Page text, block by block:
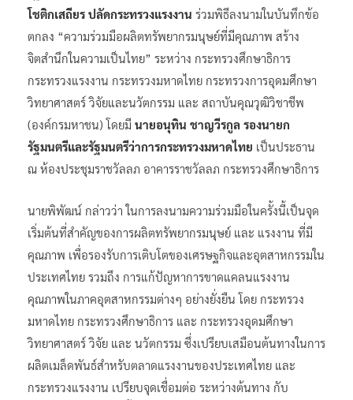
โชติกเสถียร ปลัดกระทรวงแรงงาน ร่วมพิธีลงนามในบันทึกข้อ
ตกลง “ความร่วมมือผลิตทรัพยากรมนุษย์ที่มีคุณภาพ สร้าง
จิตสำนึกในความเป็นไทย” ระหว่าง กระทรวงศึกษาธิการ
กระทรวงแรงงาน กระทรวงมหาดไทย กระทรวงการอุดมศึกษา
วิทยาศาสตร์ วิจัยและนวัตกรรม และ สถาบันคุณวุฒิวิชาชีพ
(องค์กรมหาชน) โดยมี นายอนุทิน ชาญวีรกูล รองนายก
รัฐมนตรีและรัฐมนตรีว่าการกระทรวงมหาดไทย เป็นประธาน
ณ ห้องประชุมราชวัลลภ อาคารราชวัลลภ กระทรวงศึกษาธิการ
นายพิพัฒน์ กล่าวว่า ในการลงนามความร่วมมือในครั้งนี้เป็นจุด
เริ่มต้นที่สำคัญของการผลิตทรัพยากรมนุษย์ และ แรงงาน ที่มี
คุณภาพ เพื่อรองรับการเติบโตของเศรษฐกิจและอุตสาหกรรมใน
ประเทศไทย รวมถึง การแก้ปัญหาการขาดแคลนแรงงาน
คุณภาพในภาคอุตสาหกรรมต่างๆ อย่างยั่งยืน โดย กระทรวง
มหาดไทย กระทรวงศึกษาธิการ และ กระทรวงอุดมศึกษา
วิทยาศาสตร์ วิจัย และ นวัตกรรม ซึ่งเปรียบเสมือนต้นทางในการ
ผลิตเมล็ดพันธ์สำหรับตลาดแรงงานของประเทศไทย และ
กระทรวงแรงงาน เปรียบจุดเชื่อมต่อ ระหว่างต้นทาง กับ